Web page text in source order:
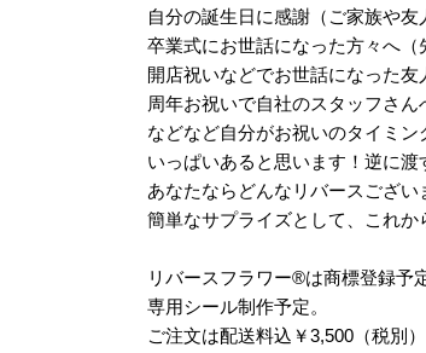
自分の誕生日に感謝（ご家族や友
卒業式にお世話になった方々へ（
開店祝いなどでお世話になった
周年お祝いで自社のスタッフさん
などなど自分がお祝いのタイミ
いっぱいあると思います！逆に
あなたならどんなリバースござい
簡単なサプライズとして、これか
リバースフラワー®は商標登録予
専用シール制作予定。
ご注文は配送料込￥3,500（税別）